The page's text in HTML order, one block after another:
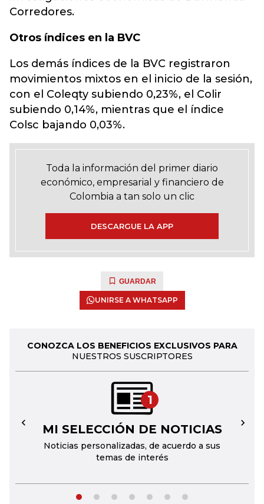
Corredores.
Otros índices en la BVC
Los demás índices de la BVC registraron
movimientos mixtos en el inicio de la sesión,
con el Coleqty subiendo 0,23%, el Colir
subiendo 0,14%, mientras que el índice
Colsc bajando 0,03%.
Toda la información del primer diario
económico, empresarial y financiero de
Colombia a tan solo un clic
DESCARGUE LA APP
GUARDAR
UNIRSE A WHATSAPP
CONOZCA LOS BENEFICIOS EXCLUSIVOS PARA
NUESTROS SUSCRIPTORES
1
MI SELECCIÓN DE NOTICIAS
Noticias personalizadas, de acuerdo a sus
temas de interés
← →